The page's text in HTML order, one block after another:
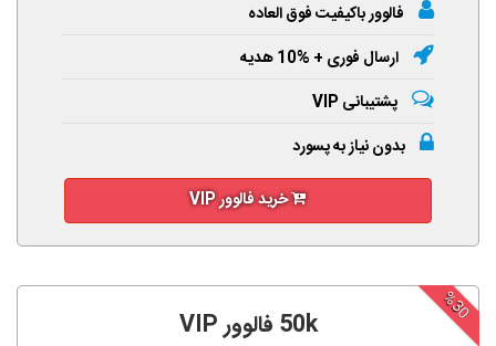
فالوور باکیفیت فوق العاده
ارسال فوری + %10 هدیه
پشتیبانی VIP
بدون نیاز به پسورد
خرید فالوور VIP
%30
50k فالوور VIP